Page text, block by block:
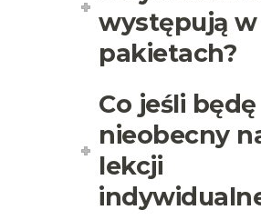
występują w
pakietach?
Co jeśli będę
nieobecny
lekcji